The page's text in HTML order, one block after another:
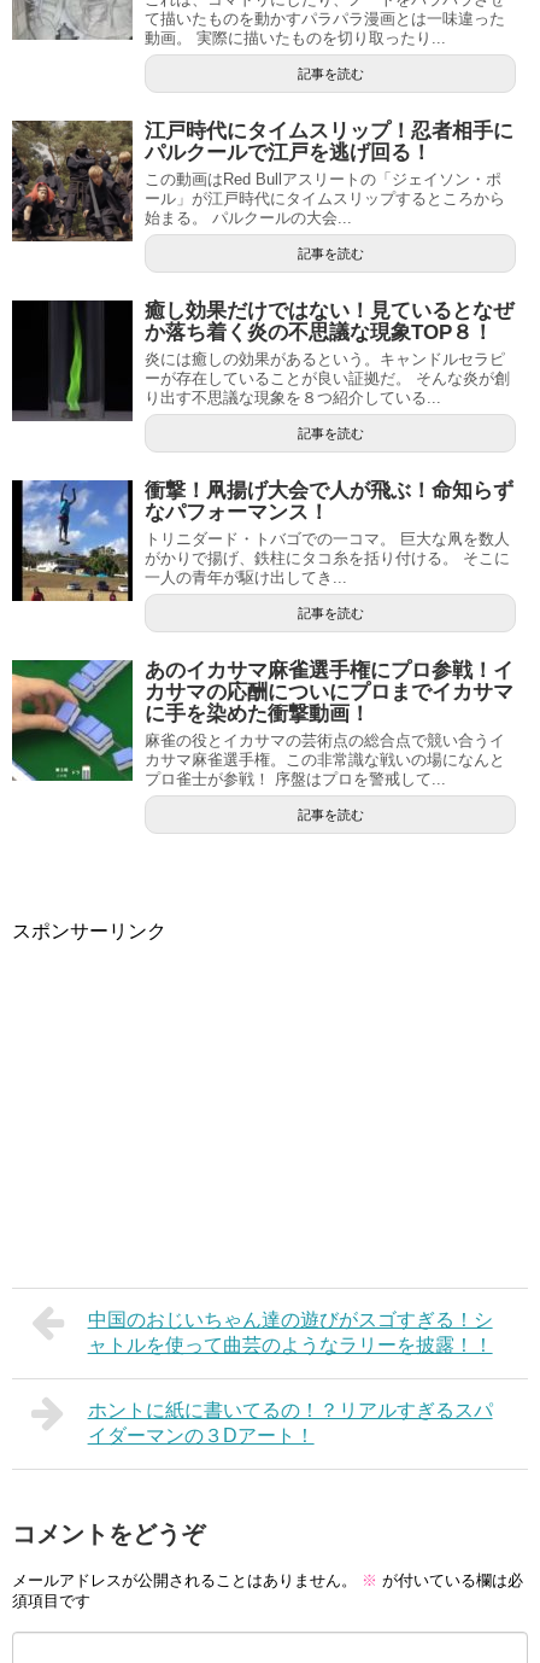
て描いたものを動かすパラパラ漫画とは一味違った
動画。 実際に描いたものを切り取ったり...
記事を読む
江戸時代にタイムスリップ！忍者相手に
パルクールで江戸を逃げ回る！
この動画はRed Bullアスリートの「ジェイソン・ポ
ール」が江戸時代にタイムスリップするところから
始まる。 パルクールの大会...
記事を読む
癒し効果だけではない！見ているとなぜ
か落ち着く炎の不思議な現象TOP８！
炎には癒しの効果があるという。キャンドルセラピ
ーが存在していることが良い証拠だ。 そんな炎が創
り出す不思議な現象を８つ紹介している...
記事を読む
衝撃！凧揚げ大会で人が飛ぶ！命知らず
なパフォーマンス！
トリニダード・トバゴでの一コマ。 巨大な凧を数人
がかりで揚げ、鉄柱にタコ糸を括り付ける。 そこに
一人の青年が駆け出してき...
記事を読む
あのイカサマ麻雀選手権にプロ参戦！イ
カサマの応酬についにプロまでイカサマ
に手を染めた衝撃動画！
麻雀の役とイカサマの芸術点の総合点で競い合うイ
カサマ麻雀選手権。この非常識な戦いの場になんと
プロ雀士が参戦！ 序盤はプロを警戒して...
記事を読む
スポンサーリンク
中国のおじいちゃん達の遊びがスゴすぎる！シ
ャトルを使って曲芸のようなラリーを披露！！
ホントに紙に書いてるの！？リアルすぎるスパ
イダーマンの３Dアート！
コメントをどうぞ
メールアドレスが公開されることはありません。 ※ が付いている欄は必
須項目です